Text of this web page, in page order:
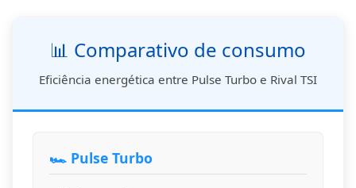
📊 Comparativo de consumo
Eficiência energética entre Pulse Turbo e Rival TSI
🏎️ Pulse Turbo